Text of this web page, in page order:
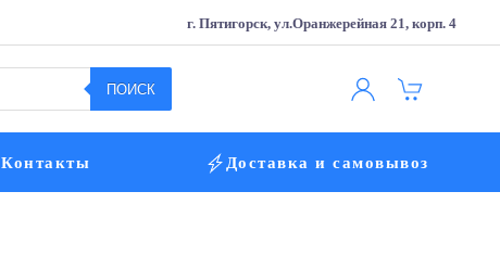
г. Пятигорск, ул.Оранжерейная 21, корп. 4
ПОИСК
Контакты Доставка и самовывоз